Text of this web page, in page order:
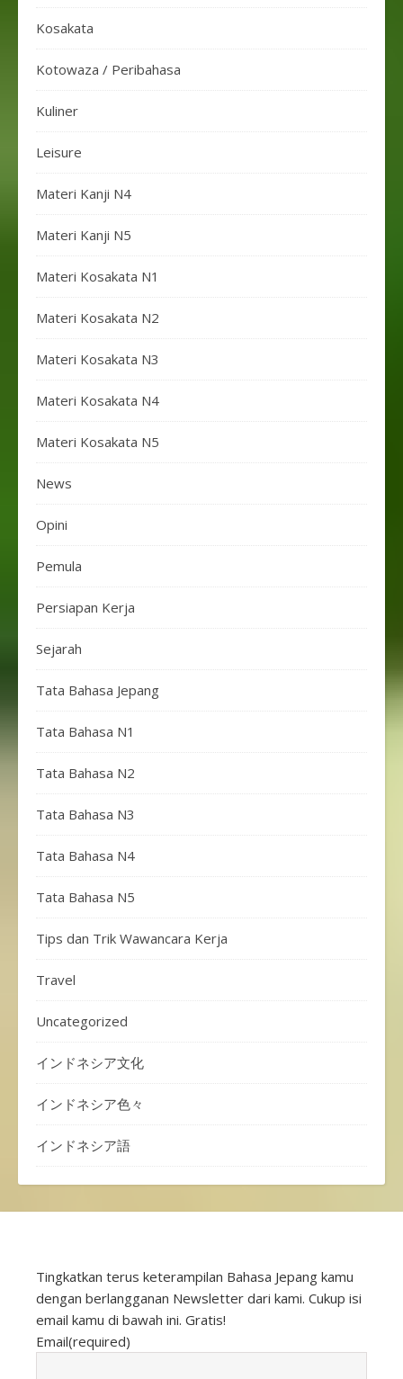
Kosakata
Kotowaza / Peribahasa
Kuliner
Leisure
Materi Kanji N4
Materi Kanji N5
Materi Kosakata N1
Materi Kosakata N2
Materi Kosakata N3
Materi Kosakata N4
Materi Kosakata N5
News
Opini
Pemula
Persiapan Kerja
Sejarah
Tata Bahasa Jepang
Tata Bahasa N1
Tata Bahasa N2
Tata Bahasa N3
Tata Bahasa N4
Tata Bahasa N5
Tips dan Trik Wawancara Kerja
Travel
Uncategorized
インドネシア文化
インドネシア色々
インドネシア語
Tingkatkan terus keterampilan Bahasa Jepang kamu
dengan berlangganan Newsletter dari kami. Cukup isi
email kamu di bawah ini. Gratis!
Email(required)